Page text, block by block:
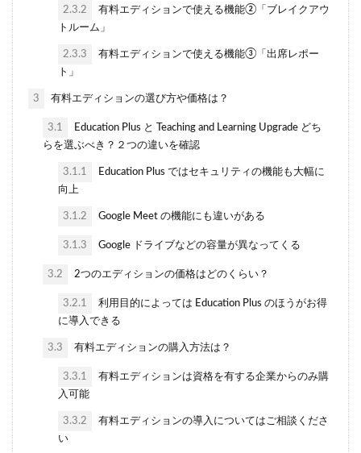
2.3.2
有料エディションで使える機能②「ブレイクアウ
トルーム」
2.3.3
有料エディションで使える機能③「出席レポー
ト」
3 有料エディションの選び方や価格は？
3.1
Education Plus と Teaching and Learning Upgrade どち
らを選ぶべき？２つの違いを確認
3.1.1
Education Plus ではセキュリティの機能も大幅に
向上
3.1.2 Google Meet の機能にも違いがある
3.1.3 Google ドライブなどの容量が異なってくる
3.2 2つのエディションの価格はどのくらい？
3.2.1
利用目的によっては Education Plus のほうがお得
に導入できる
3.3 有料エディションの購入方法は？
3.3.1
有料エディションは資格を有する企業からのみ購
入可能
3.3.2
有料エディションの導入についてはご相談くださ
い